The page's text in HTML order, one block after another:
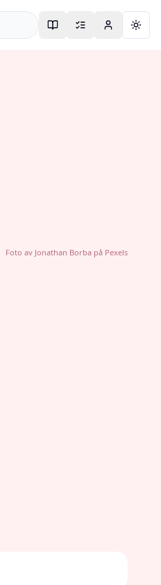
Foto av Jonathan Borbapå Pexels